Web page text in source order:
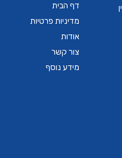
דף הבית
מדיניות פרטיות
אודות
צור קשר
מידע נוסף